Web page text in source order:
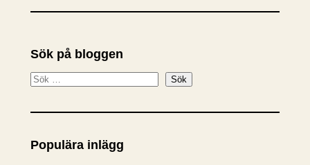
Sök på bloggen
S
k
Sök
Populära inlägg